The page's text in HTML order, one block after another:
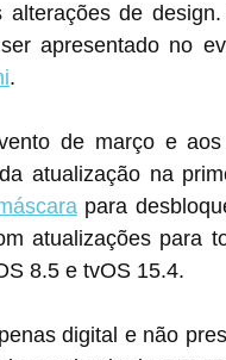
de
apresentado no
.
de março e aos
atualização na
para
atualizações para
8.5 e tvOS 15.4.
digital e não